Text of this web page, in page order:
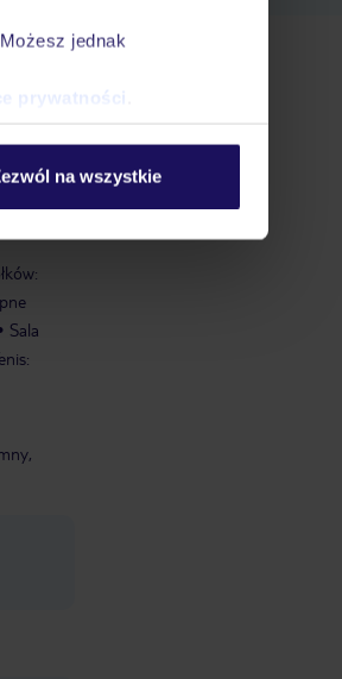
jednak
prywatności
na wszystkie
Sala